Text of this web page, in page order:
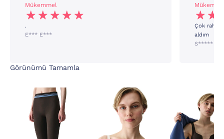
Mükemmel
.
E*** E***
Çok rahat
aldım
S*****
Görünümü Tamamla